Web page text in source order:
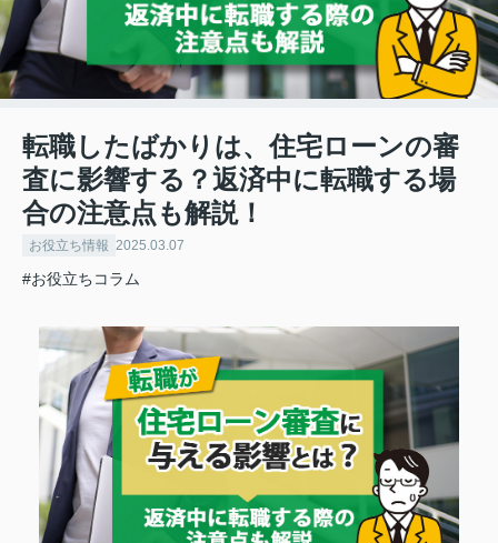
転職したばかりは、住宅ローンの審
査に影響する？返済中に転職する場
合の注意点も解説！
お役立ち情報 2025.03.07
#お役立ちコラム